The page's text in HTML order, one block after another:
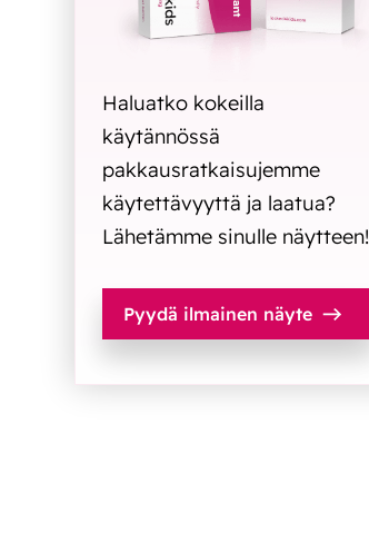
Haluatko kokeilla
käytännössä
pakkausratkaisujemme
käytettävyyttä ja laatua?
Lähetämme sinulle näytteen!
Pyydä ilmainen näyte